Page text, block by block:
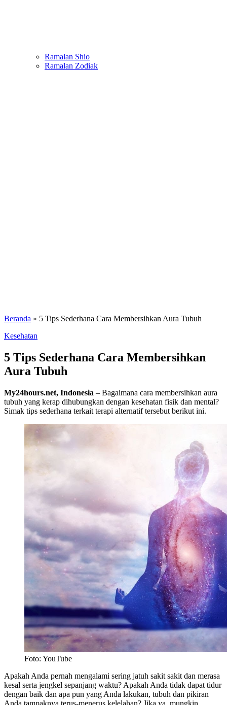
Ramalan Shio
Ramalan Zodiak
Beranda » 5 Tips Sederhana Cara Membersihkan Aura Tubuh
Kesehatan
5 Tips Sederhana Cara Membersihkan
Aura Tubuh
My24hours.net, Indonesia – Bagaimana cara membersihkan aura
tubuh yang kerap dihubungkan dengan kesehatan fisik dan mental?
Simak tips sederhana terkait terapi alternatif tersebut berikut ini.
Foto: YouTube
Apakah Anda pernah mengalami sering jatuh sakit sakit dan merasa
kesal serta jengkel sepanjang waktu? Apakah Anda tidak dapat tidur
dengan baik dan apa pun yang Anda lakukan, tubuh dan pikiran